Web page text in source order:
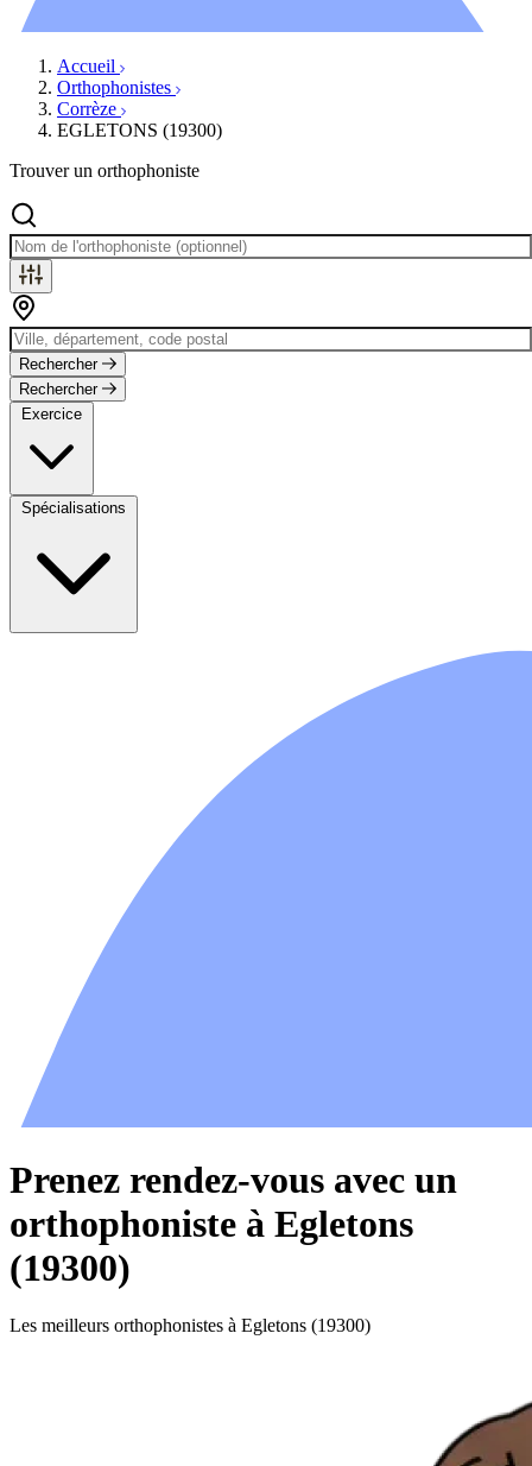
Accueil
Orthophonistes
Corrèze
EGLETONS (19300)
Trouver un orthophoniste
Rechercher
Rechercher
Exercice
Spécialisations
Prenez rendez-vous avec un
orthophoniste à Egletons
(19300)
Les meilleurs orthophonistes à Egletons (19300)